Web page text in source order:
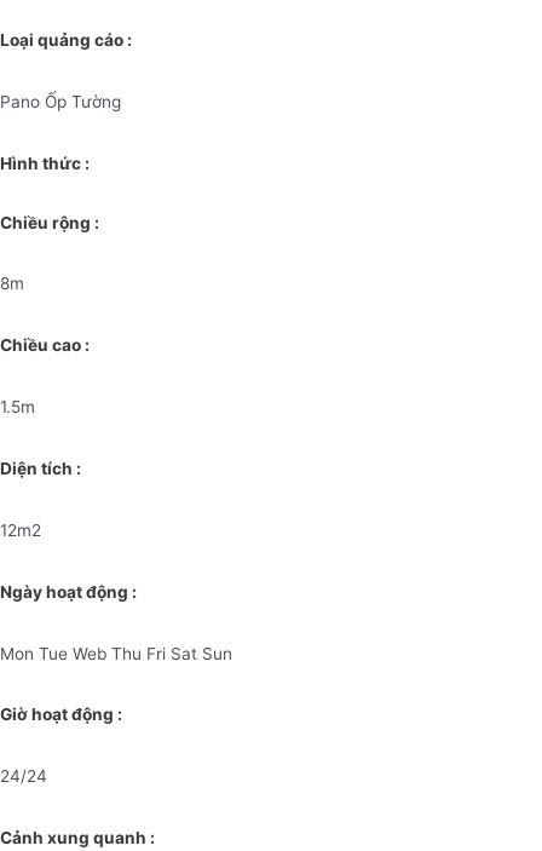
Loại quảng cáo :
Pano Ốp Tường
Hình thức :
Chiều rộng :
8m
Chiều cao :
1.5m
Diện tích :
12m2
Ngày hoạt động :
Mon Tue Web Thu Fri Sat Sun
Giờ hoạt động :
24/24
Cảnh xung quanh :